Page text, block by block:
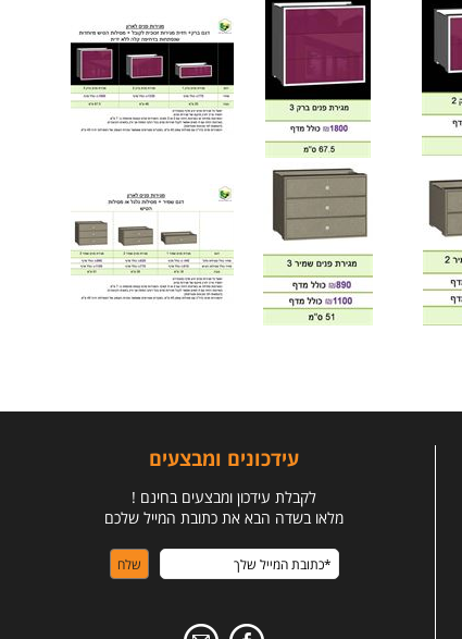
עידכונים ומבצעים
לקבלת עידכון ומבצעים בחינם !
מלאו בשדה הבא את כתובת המייל שלכם